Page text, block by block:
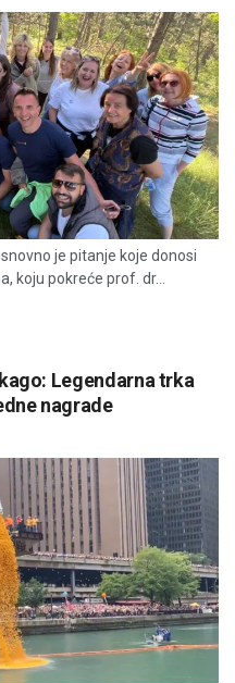
je pitanje koje donosi
koju pokreće prof. dr...
Legendarna trka
nagrade